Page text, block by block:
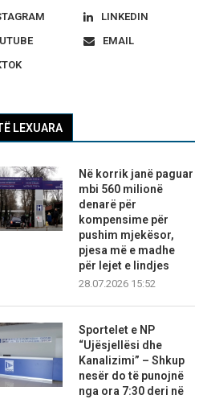
LINKEDIN
EMAIL
LEXUARA
Në korrik janë paguar
mbi 560 milionë
denarë për
kompensime për
pushim mjekësor,
pjesa më e madhe
për lejet e lindjes
28.07.2026 15:52
Sportelet e NP
“Ujësjellësi dhe
Kanalizimi” – Shkup
nesër do të punojnë
nga ora 7:30 deri në